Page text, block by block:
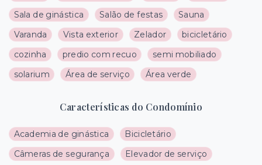
Sala de ginástica
Salão de festas
Sauna
Varanda
Vista exterior Zelador
bicicletário
cozinha
predio com recuo
semi mobiliado
solarium
Área de serviço Área verde
Características do Condomínio
Academia de ginástica
Bicicletário
Câmeras de segurança
Elevador de serviço